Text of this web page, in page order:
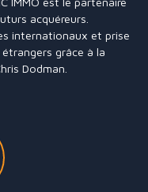
acquéreurs.
internationaux et prise
grâce à la
Dodman.